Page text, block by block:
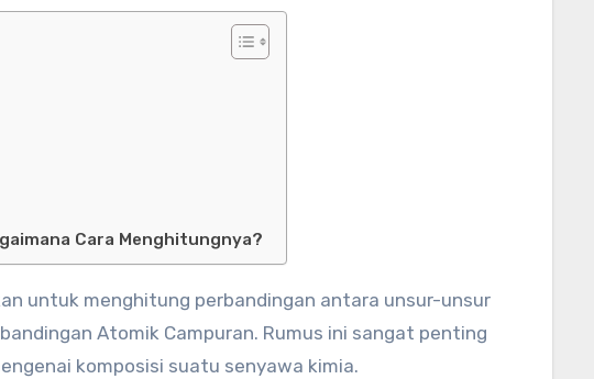
Cara Menghitungnya?
untuk menghitung perbandingan antara unsur-unsur
Atomik Campuran. Rumus ini sangat penting
komposisi suatu senyawa kimia.